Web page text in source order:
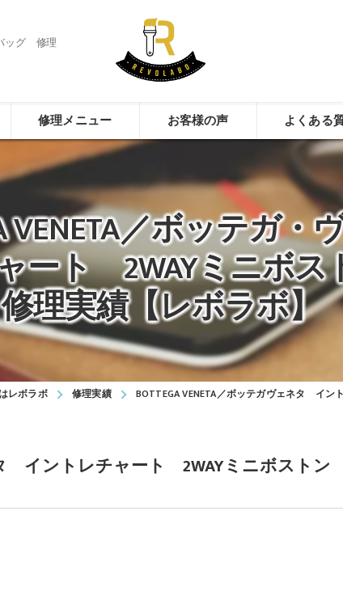
ッグ 修理
修理メニュー お客様の声 よくある
VENETA／ボッテガ・
ート 2WAYミニボス
修理実績【レボラボ】
レボラボ 修理実績 BOTTEGA VENETA／ボッテガヴェネタ イ
タ イントレチャート 2WAYミニボストン